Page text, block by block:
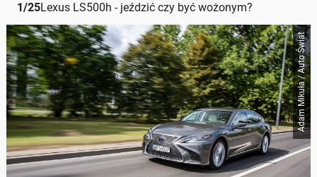
1/25Lexus LS500h - jeździć czy być wożonym?
Adam Mikuła / Auto Świat